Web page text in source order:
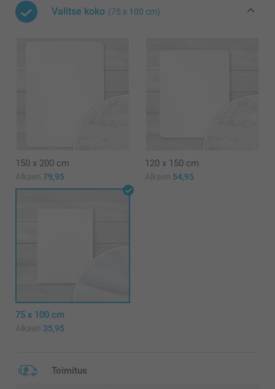
Valitse koko (75 x 100 cm)
150 x 200 cm
Alkaen 79,95
120 x 150 cm
Alkaen 54,95
75 x 100 cm
Alkaen 35,95
Toimitus